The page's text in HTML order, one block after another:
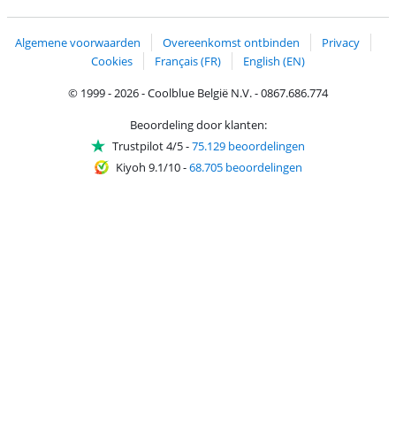
Algemene voorwaarden Overeenkomst ontbinden
Privacy
Cookies
Français (FR)
English (EN)
© 1999 - 2026 - Coolblue België N.V. - 0867.686.774
Beoordeling door klanten:
Trustpilot 4/5-75.129 beoordelingen
Kiyoh 9.1/10-68.705 beoordelingen